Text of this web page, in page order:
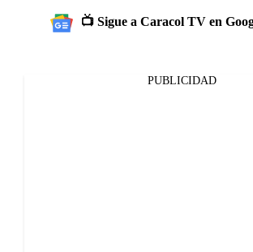
📺 Sigue a Caracol TV en
PUBLICIDAD